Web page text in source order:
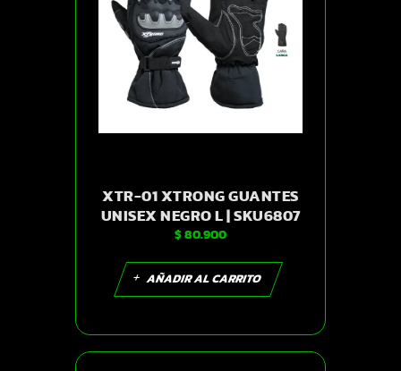
XTR-01 XTRONG GUANTES
UNISEX NEGRO L | SKU6807
$ 80.900
AÑADIR AL CARRITO